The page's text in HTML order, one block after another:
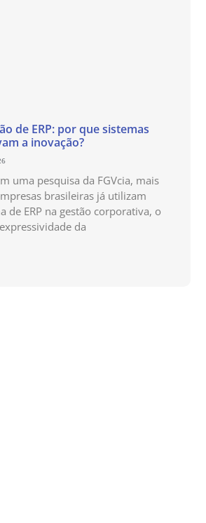
de ERP: por que sistemas
a inovação?
uma pesquisa da FGVcia, mais
brasileiras já utilizam
de ERP na gestão corporativa, o
da